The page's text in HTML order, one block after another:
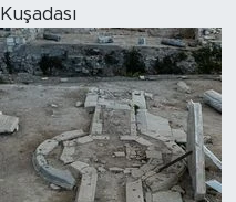
Kuşadası